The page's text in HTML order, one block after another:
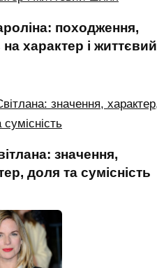
походження,
характер і життєвий
значення,
доля та сумісність